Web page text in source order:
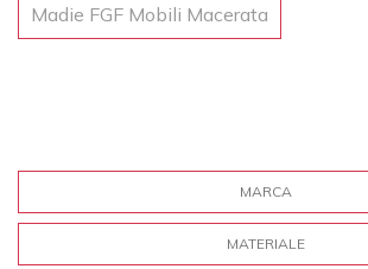
Madie FGF Mobili Macerata
MARCA
MATERIALE